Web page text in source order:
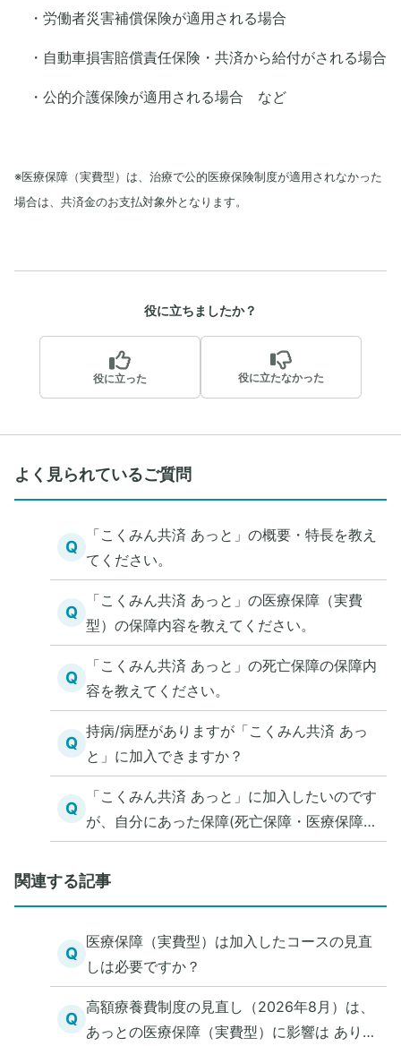
・労働者災害補償保険が適用される場合
・自動車損害賠償責任保険・共済から給付がされる場合
・公的介護保険が適用される場合 など
※医療保障（実費型）は、治療で公的医療保険制度が適用されなかった
場合は、共済金のお支払対象外となります。
役に立ちましたか？
役に立った 役に立たなかった
よく見られているご質問
Q
「こくみん共済 あっと」の概要・特長を教え
てください。
Q
「こくみん共済 あっと」の医療保障（実費
型）の保障内容を教えてください。
Q
「こくみん共済 あっと」の死亡保障の保障内
容を教えてください。
Q
持病/病歴がありますが「こくみん共済 あっ
と」に加入できますか？
Q
「こくみん共済 あっと」に加入したいのです
が、自分にあった保障(死亡保障・医療保障)
を知る方法を教えてください。
関連する記事
Q
医療保障（実費型）は加入したコースの見直
しは必要ですか？
Q
高額療養費制度の見直し（2026年8月）は、
あっとの医療保障（実費型）に影響は ありま